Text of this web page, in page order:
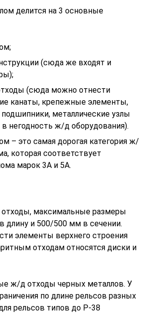
делится на 3 основные
(сюда же входят и
(сюда можно отнести
канаты, крепежные элементы,
металлические узлы
негодность ж/д оборудования).
– это самая дорогая категория ж/
которая соответствует
марок 3А и 5А.
максимальные размеры
длину и 500/500 мм в сечении.
элементы верхнего строения
отходам относятся диски и
ж/д отходы черных металлов. У
по длине рельсов разных
рельсов типов до Р-38